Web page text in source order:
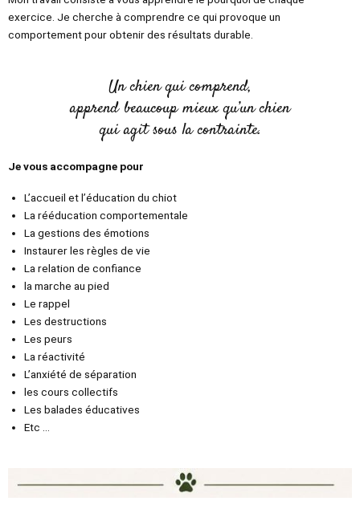
exercice. Je cherche à comprendre ce qui provoque un
comportement pour obtenir des résultats durable.
Un chien qui comprend,
apprend beaucoup mieux qu’un chien
qui agit sous la contrainte.
Je vous accompagne pour
L’accueil et l’éducation du chiot
La rééducation comportementale
La gestions des émotions
Instaurer les règles de vie
La relation de confiance
la marche au pied
Le rappel
Les destructions
Les peurs
La réactivité
L’anxiété de séparation
les cours collectifs
Les balades éducatives
Etc …